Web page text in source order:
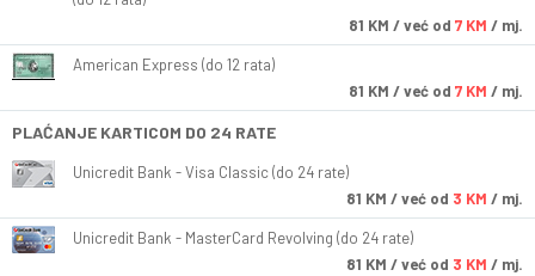
81 KM / već od 7 KM / mj.
American Express (do 12 rata)
81 KM / već od 7 KM / mj.
PLAĆANJE KARTICOM DO 24 RATE
Unicredit Bank - Visa Classic (do 24 rate)
81 KM / već od 3 KM / mj.
Unicredit Bank - MasterCard Revolving (do 24 rate)
81 KM / već od 3 KM / mj.